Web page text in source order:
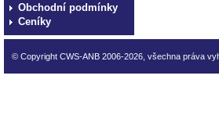
Obchodní podmínky
Ceníky
© Copyright CWS-ANB 2006-2026, všechna práva